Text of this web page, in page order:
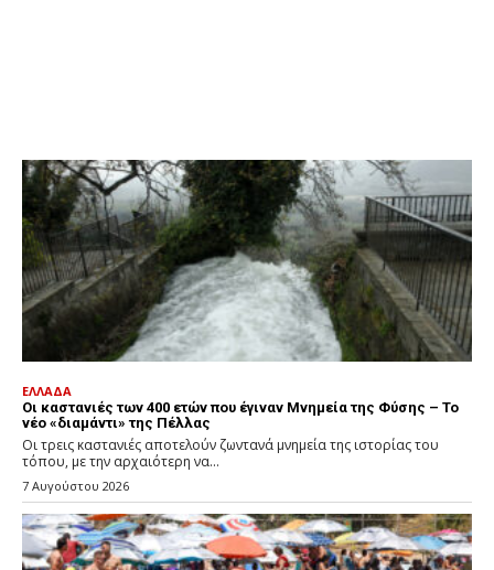
ΕΛΛΑΔΑ
Οι καστανιές των 400 ετών που έγιναν Μνημεία της Φύσης – Το
νέο «διαμάντι» της Πέλλας
Οι τρεις καστανιές αποτελούν ζωντανά μνημεία της ιστορίας του
τόπου, με την αρχαιότερη να...
7 Αυγούστου 2026